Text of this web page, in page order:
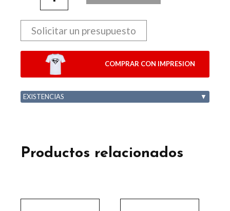
Solicitar un presupuesto
COMPRAR CON IMPRESION
EXISTENCIAS ▼
Productos relacionados